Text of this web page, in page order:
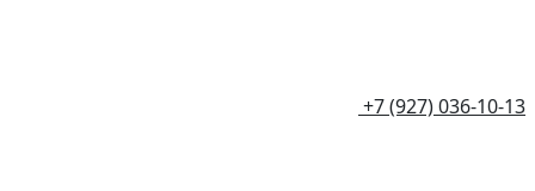
+7 (927) 036-10-13